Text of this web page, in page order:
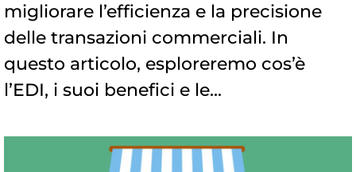
migliorare l’efficienza e la precisione
delle transazioni commerciali. In
questo articolo, esploreremo cos’è
l’EDI, i suoi benefici e le...